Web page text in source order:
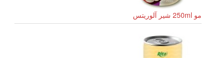
مو 250ml شیر آلوریتس